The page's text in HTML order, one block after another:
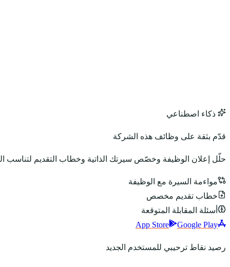
ذكاء اصطناعي
قدّم بثقة على وظائف هذه الشركة
حلّل إعلان الوظيفة وخصّص سيرتك الذاتية وخطاب التقديم لتناسب
مواءمة السيرة مع الوظيفة
خطاب تقديم مخصص
أسئلة المقابلة المتوقعة
App Store
Google Play
رصيد نقاط ترحيبي للمستخدم الجديد